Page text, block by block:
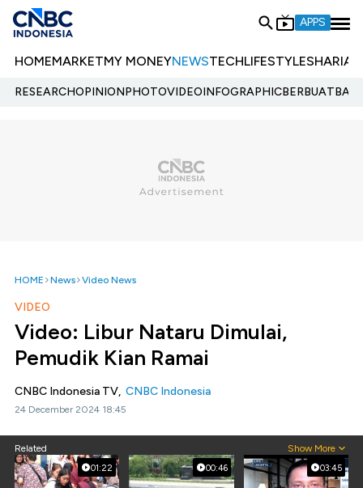
APPS
HOMEMARKETMY MONEYNEWSTECHLIFESTYLESHARIA
RESEARCHOPINIONPHOTOVIDEOINFOGRAPHIC
HOME News Video News
VIDEO
Video: Libur Nataru Dimulai,
Pemudik Kian Ramai
CNBC Indonesia TV, CNBC Indonesia
24 December 2024 18:45
Related Show More
01:22 00:46 03:45